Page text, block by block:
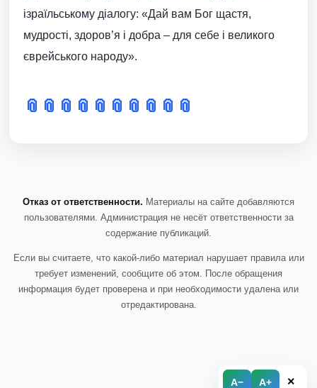
A− A+ ×
ізраїльському діалогу: «Дай вам Бог щастя,
мудрості, здоров’я і добра – для себе і великого
єврейського народу».
📎 📎 📎 📎 📎 📎 📎 📎 📎 📎
Отказ от ответственности. Материалы на сайте добавляются
пользователями. Администрация не несёт ответственности за
содержание публикаций.
Если вы считаете, что какой-либо материал нарушает правила или
требует изменений, сообщите об этом. После обращения
информация будет проверена и при необходимости удалена или
отредактирована.